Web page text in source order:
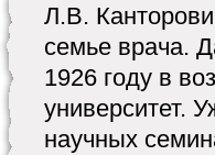
Л.В.
семье врача.
1926 году в
университет.
научных